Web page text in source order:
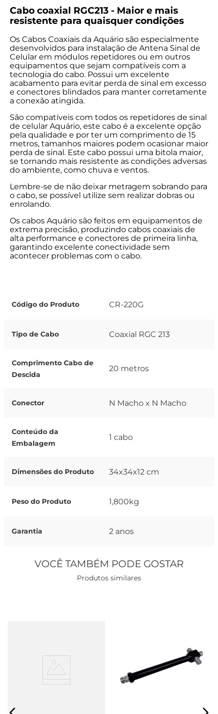
Cabo coaxial RGC213 - Maior e mais
resistente para quaisquer condições
Os Cabos Coaxiais da Aquário são especialmente
desenvolvidos para instalação de Antena Sinal de
Celular em módulos repetidores ou em outros
equipamentos que sejam compatíveis com a
tecnologia do cabo. Possui um excelente
acabamento para evitar perda de sinal em excesso
e conectores blindados para manter corretamente
a conexão atingida.
São compatíveis com todos os repetidores de sinal
de celular Aquário, este cabo é a excelente opção
pela qualidade e por ter um comprimento de 15
metros, tamanhos maiores podem ocasionar maior
perda de sinal. Este cabo possui uma bitola maior,
se tornando mais resistente as condições adversas
do ambiente, como chuva e ventos.
Lembre-se de não deixar metragem sobrando para
o cabo, se possível utilize sem realizar dobras ou
enrolando.
Os cabos Aquário são feitos em equipamentos de
extrema precisão, produzindo cabos coaxiais de
alta performance e conectores de primeira linha,
garantindo excelente conectividade sem
acontecer problemas com o cabo.
Código do Produto CR-220G
Tipo de Cabo Coaxial RGC 213
Comprimento Cabo de
Descida
20 metros
Conector N Macho x N Macho
Conteúdo da
Embalagem
1 cabo
Dimensões do Produto 34x34x12 cm
Peso do Produto 1,800kg
Garantia 2 anos
VOCÊ TAMBÉM PODE GOSTAR
Produtos similares